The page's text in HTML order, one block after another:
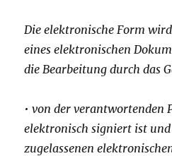
Die elektronische Form
eines elektronischen
die Bearbeitung durch das
• von der verantwortenden
elektronisch signiert ist
zugelassenen